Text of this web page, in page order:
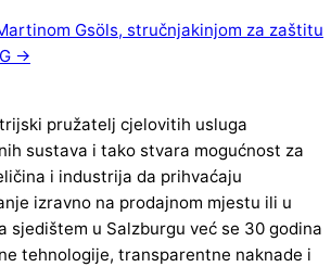
Gsöls, stručnjakinjom za zaštitu
→
pružatelj cjelovitih usluga
sustava i tako stvara mogućnost za
i industrija da prihvaćaju
izravno na prodajnom mjestu ili u
sjedištem u Salzburgu već se 30 godina
tehnologije, transparentne naknade i